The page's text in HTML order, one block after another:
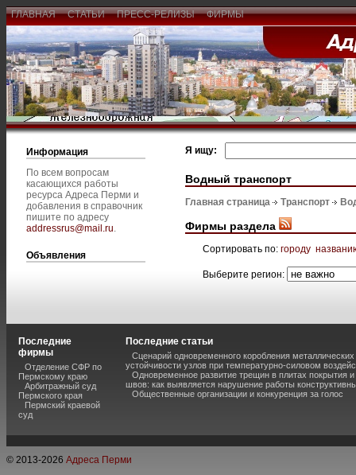
ГЛАВНАЯ СТАТЬИ ПРЕСС-РЕЛИЗЫ ФИРМЫ
Информация
По всем вопросам
касающихся работы
ресурса Адреса Перми и
добавления в справочник
пишите по адресу
addressrus@mail.ru.
Объявления
Я ищу:
Водный транспорт
Главная страница Транспорт
Фирмы раздела
Сортировать по: городу
Выберите регион:
Последние
фирмы
Отделение СФР по
Пермскому краю
Арбитражный суд
Пермского края
Пермский краевой
суд
Последние статьи
Сценарий одновременного коробления
устойчивости узлов при температурно-силовом
Одновременное развитие трещин в плитах покрытия
швов: как выявляется нарушение работы
Общественные организации и конкуренция за голос
© 2013-2026 Адреса Перми